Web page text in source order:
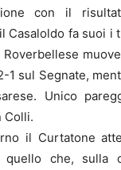
con il
Casaloldo fa suoi i
Roverbellese
1 sul Segnate,
Unico
Colli.
il Curtatone
quello che, sulla